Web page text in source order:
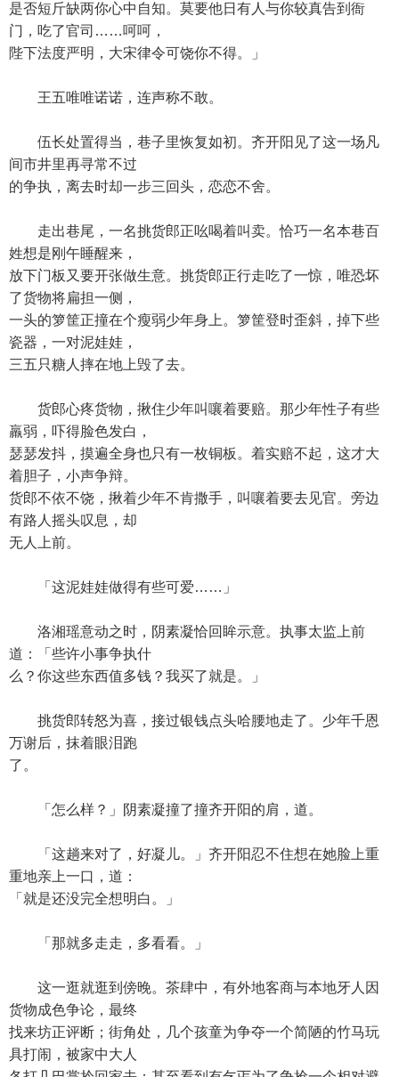
是否短斤缺两你心中自知。莫要他日有人与你较真告到衙
门，吃了官司……呵呵，
陛下法度严明，大宋律令可饶你不得。」
王五唯唯诺诺，连声称不敢。
伍长处置得当，巷子里恢复如初。齐开阳见了这一场凡
间市井里再寻常不过
的争执，离去时却一步三回头，恋恋不舍。
走出巷尾，一名挑货郎正吆喝着叫卖。恰巧一名本巷百
姓想是刚午睡醒来，
放下门板又要开张做生意。挑货郎正行走吃了一惊，唯恐坏
了货物将扁担一侧，
一头的箩筐正撞在个瘦弱少年身上。箩筐登时歪斜，掉下些
瓷器，一对泥娃娃，
三五只糖人摔在地上毁了去。
货郎心疼货物，揪住少年叫嚷着要赔。那少年性子有些
羸弱，吓得脸色发白，
瑟瑟发抖，摸遍全身也只有一枚铜板。着实赔不起，这才大
着胆子，小声争辩。
货郎不依不饶，揪着少年不肯撒手，叫嚷着要去见官。旁边
有路人摇头叹息，却
无人上前。
「这泥娃娃做得有些可爱……」
洛湘瑶意动之时，阴素凝恰回眸示意。执事太监上前
道：「些许小事争执什
么？你这些东西值多钱？我买了就是。」
挑货郎转怒为喜，接过银钱点头哈腰地走了。少年千恩
万谢后，抹着眼泪跑
了。
「怎么样？」阴素凝撞了撞齐开阳的肩，道。
「这趟来对了，好凝儿。」齐开阳忍不住想在她脸上重
重地亲上一口，道：
「就是还没完全想明白。」
「那就多走走，多看看。」
这一逛就逛到傍晚。茶肆中，有外地客商与本地牙人因
货物成色争论，最终
找来坊正评断；街角处，几个孩童为争夺一个简陋的竹马玩
具打闹，被家中大人